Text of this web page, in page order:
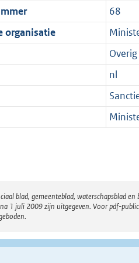
68
organisatie
Overig
nl
blad, gemeenteblad, waterschapsblad
1 juli 2009 zijn uitgegeven. Voor pdf-